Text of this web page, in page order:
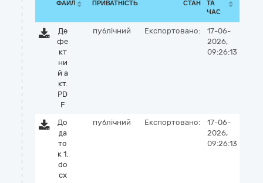
ФАЙЛ ПРИВАТНІСТЬ СТАН
ТА
ЧАС
Де
фе
кт
ни
й а
кт.
PD
F
публічний Експортовано:
17-06-
2026,
09:26:13
До
да
то
к 1.
do
cx
публічний Експортовано:
17-06-
2026,
09:26:13